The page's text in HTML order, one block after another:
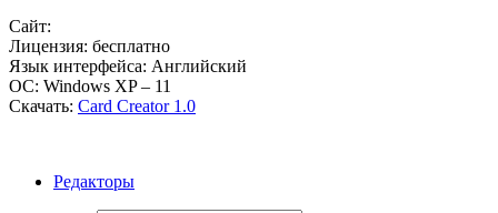
Сайт:
Лицензия: бесплатно
Язык интерфейса: Английский
ОС: Windows XP – 11
Скачать: Card Creator 1.0
Редакторы